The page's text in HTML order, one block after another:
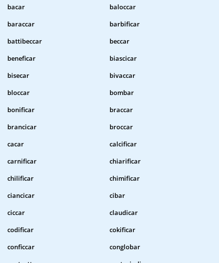
bacar
baloccar
baraccar
barbificar
battibeccar
beccar
beneficar
biascicar
bisecar
bivaccar
bloccar
bombar
bonificar
braccar
brancicar
broccar
cacar
calcificar
carnificar
chiarificar
chilificar
chimificar
ciancicar
cibar
ciccar
claudicar
codificar
cokificar
conficcar
conglobar